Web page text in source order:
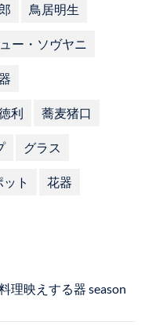
鳥居明生
ー・ソヴヤニ
利 蕎麦猪口
グラス
ット 花器
理映えする器 season